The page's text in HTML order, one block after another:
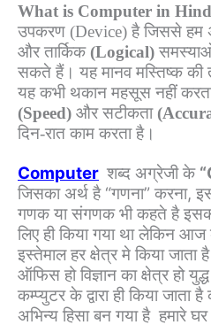
What is Computer in
उपकरण (Device) है जिससे हम
और तार्किक (Logical)
सकते हैं। यह मानव मस्तिष्क की
यह कभी थकान महसूस नहीं
(Speed) और सटीकता
दिन-रात काम करता है।
Computer शब्द अग्रेजी के
जिसका अर्थ है “गणना” करना,
गणक या संगणक भी कहते है
लिए ही किया गया था लेकिन
इस्तेमाल हर क्षेत्र मे किया जाता है
ऑफिस हो विज्ञान का क्षेत्र हो
कम्प्युटर के द्वारा ही किया जाता
अभिन्य हिसा बन गया है हमारे